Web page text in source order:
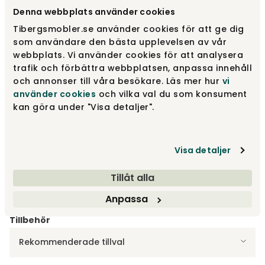
Denna webbplats använder cookies
Tibergsmobler.se använder cookies för att ge dig
som användare den bästa upplevelsen av vår
webbplats. Vi använder cookies för att analysera
trafik och förbättra webbplatsen, anpassa innehåll
och annonser till våra besökare. Läs mer hur vi
använder cookies och vilka val du som konsument
kan göra under "Visa detaljer".
Visa detaljer
Tillåt alla
Anpassa
Välj utförandeTeak
Teak 2 930 kr
2 930 kr
Tillbehör
Rekommenderade tillval